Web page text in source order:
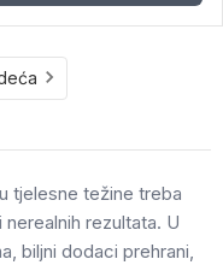
tjelesne težine treba
rezultata. U
biljni dodaci prehrani,